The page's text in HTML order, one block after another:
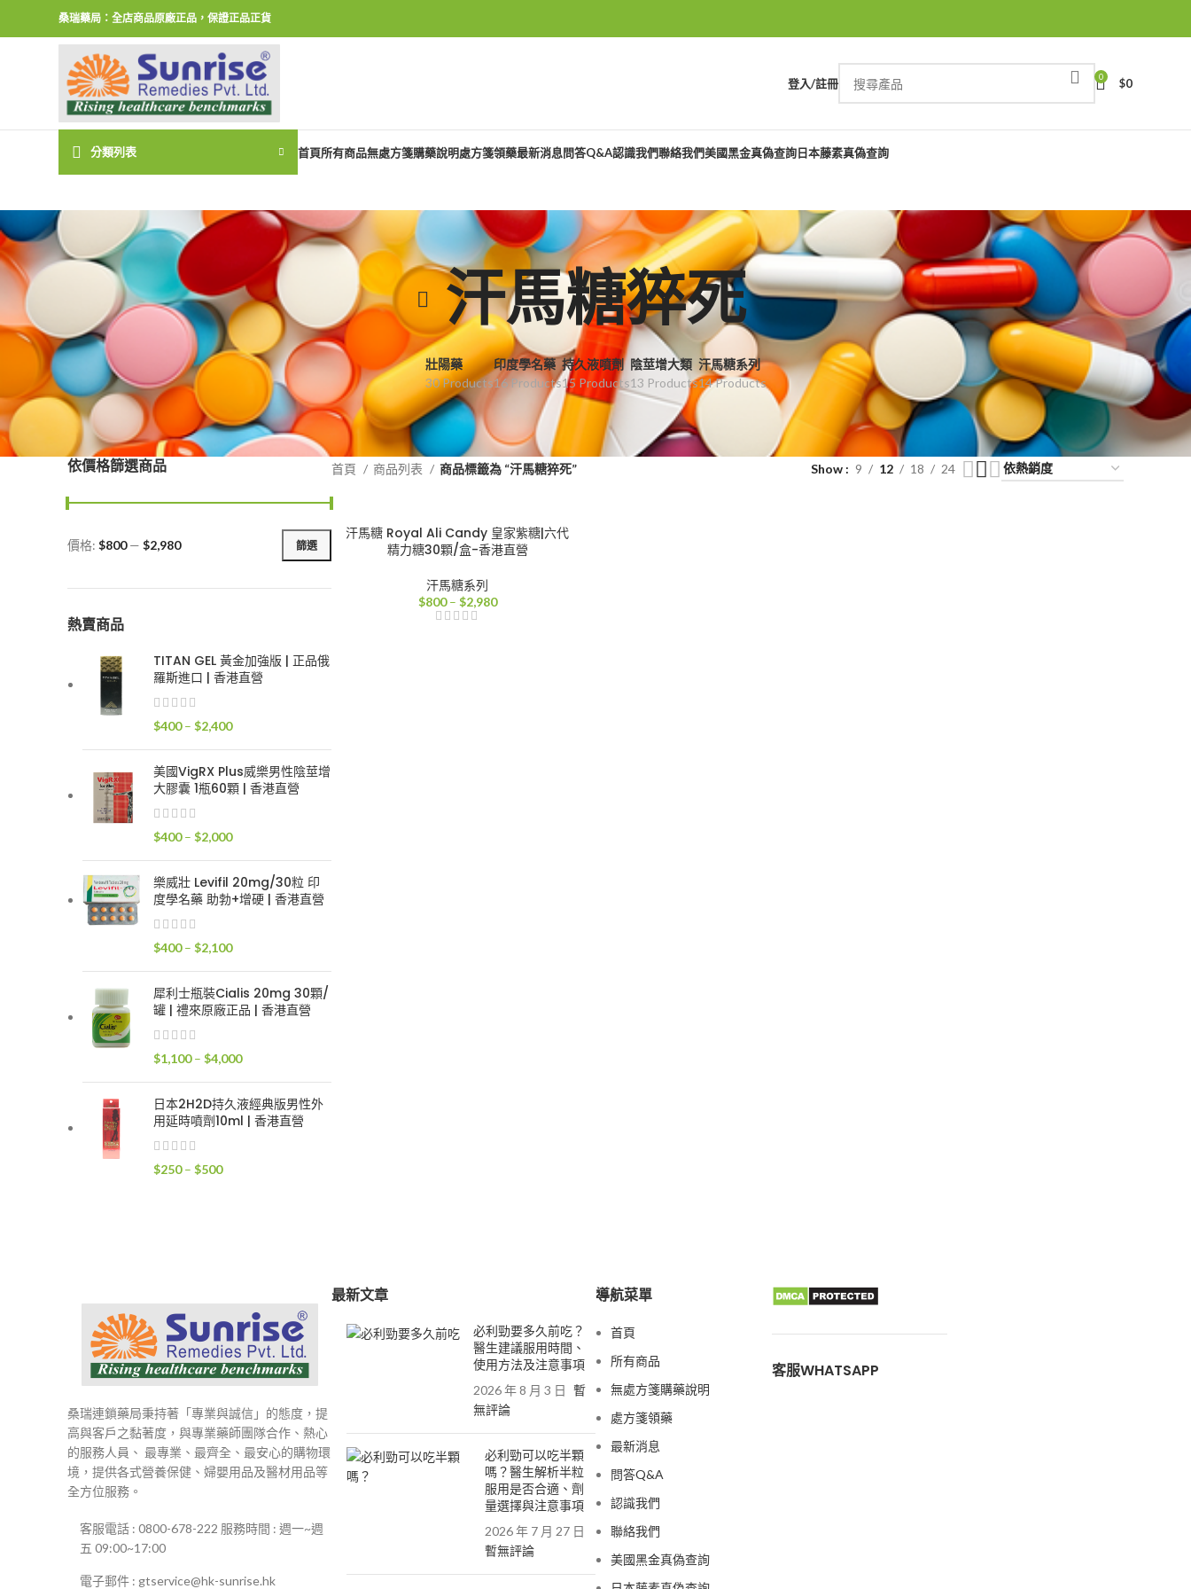
桑瑞藥局：全店商品原廠正品，保證正品正貨
登入/註冊 0 $0
分類列表 首頁所有商品無處方箋購藥說明處方箋領藥最新消息問答Q&A認識我們聯絡我們美國黑金真偽查詢日本藤素真偽查詢
汗馬糖猝死
壯陽藥
30 Products
印度學名藥
16 Products
持久液噴劑
15 Products
陰莖增大類
13 Products
汗馬糖系列
14 Products
依價格篩選商品
最
價
最
價
篩選
價格: $800— $2,980
熱賣商品
TITAN GEL 黃金加強版 | 正品俄
羅斯進口 | 香港直營
$400 – $2,400價
圍：
$2,400
美國VigRX Plus威樂男性陰莖增
大膠囊 1瓶60顆 | 香港直營
$400 – $2,000價
範
圍：
$2,000
樂威壯 Levifil 20mg/30粒 印
度學名藥 助勃+增硬 | 香港直營
$400 – $2,100價
範
圍：
$2,100
犀利士瓶裝Cialis 20mg 30顆/
罐 | 禮來原廠正品 | 香港直營
$1,100 – $4,000價
範
圍：
日本2H2D持久液經典版男性外
用延時噴劑10ml | 香港直營
$250 – $500價
首頁 商品列表 商品標籤為 “汗馬糖猝死” Show 9 12 18 24
汗馬糖 Royal Ali Candy 皇家紫糖|六代
精力糖30顆/盒-香港直營
汗馬糖系列
$800 – $2,980價
桑瑞連鎖藥局秉持著「專業與誠信」的態度，提
高與客戶之黏著度，與專業藥師團隊合作、熱心
的服務人員、 最專業、最齊全、最安心的購物環
境，提供各式營養保健、婦嬰用品及醫材用品等
全方位服務。
客服電話 : 0800-678-222 服務時間 : 週一~週
五 09:00~17:00
電子郵件 : gtservice@hk-sunrise.hk
最新文章
必利勁要多久前吃？
醫生建議服用時間、
使用方法及注意事項
2026 年 8 月 3 日 暫
無評論
必利勁可以吃半顆
嗎？醫生解析半粒
服用是否合適、劑
量選擇與注意事項
2026 年 7 月 27 日
暫無評論
導航菜單
首頁
所有商品
無處方箋購藥說明
處方箋領藥
最新消息
問答Q&A
認識我們
聯絡我們
美國黑金真偽查詢
客服WHATSAPP